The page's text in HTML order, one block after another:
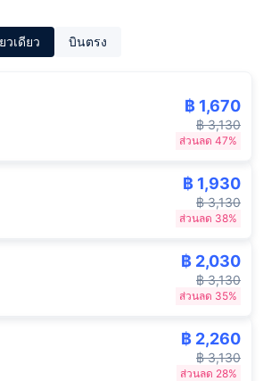
วเดียว บินตรง
฿ 1,670
฿ 3,130
ส่วนลด 47%
฿ 1,930
฿ 3,130
ส่วนลด 38%
฿ 2,030
฿ 3,130
ส่วนลด 35%
฿ 2,260
฿ 3,130
ส่วนลด 28%